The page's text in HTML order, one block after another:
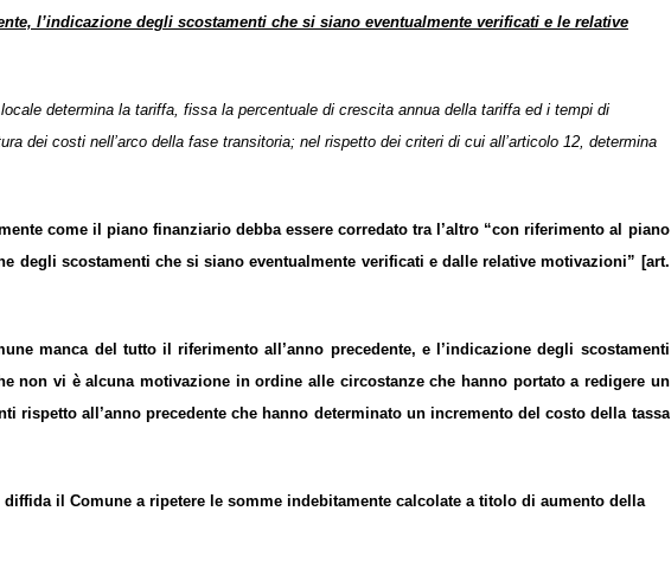
l’indicazione degli scostamenti che si siano eventualmente verificati e le relative
locale determina la tariffa, fissa la percentuale di crescita annua della tariffa ed i tempi di
dei costi nell’arco della fase transitoria; nel rispetto dei criteri di cui all’articolo 12, determina
come il piano finanziario debba essere corredato tra l’altro “con riferimento al piano
degli scostamenti che si siano eventualmente verificati e dalle relative motivazioni” [art.
manca del tutto il riferimento all’anno precedente, e l’indicazione degli scostamenti
non vi è alcuna motivazione in ordine alle circostanze che hanno portato a redigere un
rispetto all’anno precedente che hanno determinato un incremento del costo della tassa
il Comune a ripetere le somme indebitamente calcolate a titolo di aumento della